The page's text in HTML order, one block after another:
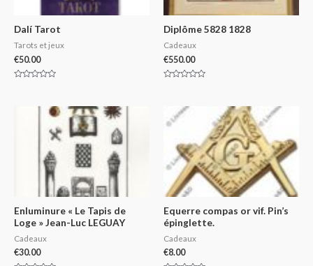
Dalí Tarot
Tarots et jeux
€50.00
Diplôme 5828 1828
Cadeaux
€550.00
Enluminure « Le Tapis de
Loge » Jean-Luc LEGUAY
Cadeaux
€30.00
Equerre compas or vif. Pin’s
épinglette.
Cadeaux
€8.00